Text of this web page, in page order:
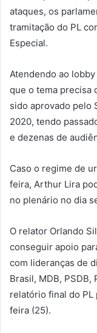
ataques, os
tramitação do PL
Especial.
Atendendo ao
que o tema precisa
sido aprovado pelo
2020, tendo
e dezenas de
Caso o regime de
feira, Arthur Lira
no plenário no dia
O relator Orlando
conseguir apoio
com lideranças de
Brasil, MDB, PSDB,
relatório final do
feira (25).